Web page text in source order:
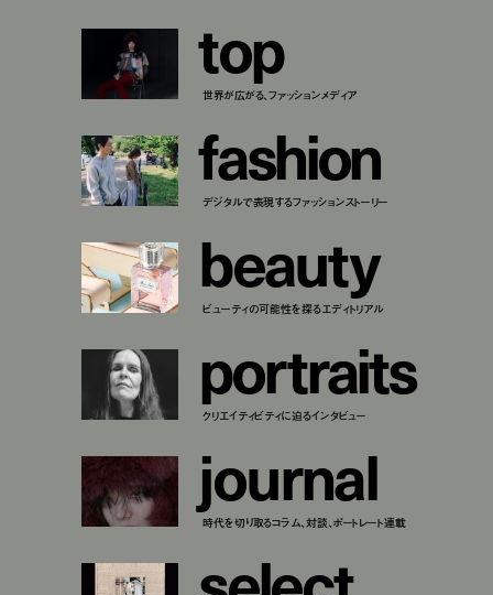
top
世界が広がる、ファッションメディア
fashion
デジタルで表現するファッションストーリー
beauty
ビューティの可能性を探るエディトリアル
portraits
クリエイティビティに迫るインタビュー
journal
時代を切り取るコラム、対談、ポートレート連載